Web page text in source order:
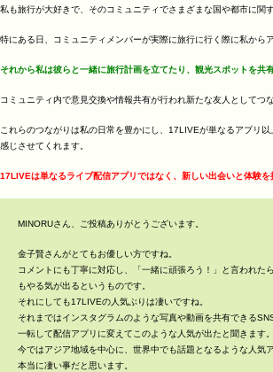
私も旅行が大好きで、そのコミュニティでさまざまな国や都市に関
特にある日、コミュニティメンバーが実際に旅行に行く際に私から
それから私は彼らと一緒に旅行計画を立てたり、観光スポットを共
コミュニティ内で意見交換や情報共有が行われ新たな友人としてつ
これらのつながりは私の日常を豊かにし、17LIVEが単なるアプリ
感じさせてくれます。
17LIVEは単なるライブ配信アプリではなく、新しい出会いと体験を
MINORUさん、ご投稿ありがとうございます。
金子賢さんがとてもお優しい方ですね。
コメントにも丁寧に対応し、「一緒に頑張ろう！」と言われた
もやる気が出るというものです。
それにしても17LIVEの人気ぶりは凄いですね。
それまではインスタグラムのような写真や動画を共有できる
一転して配信アプリに変えてこのような人気が出たと聞きます。
今ではアジア地域を中心に、世界中でも話題となるような人気
本当に凄い事だと思います。